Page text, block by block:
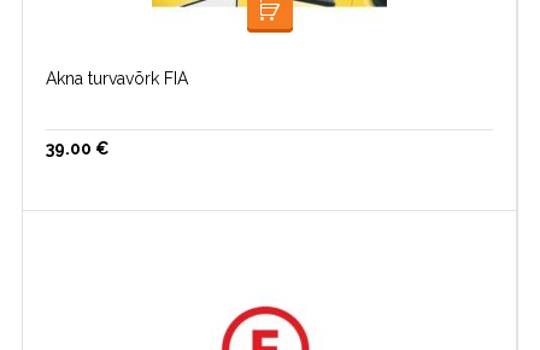
LOE EDASI
Akna turvavõrk FIA
39.00 €